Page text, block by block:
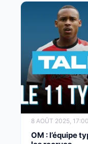
8 AOÛT 2025, 17:00
OM : l’équipe